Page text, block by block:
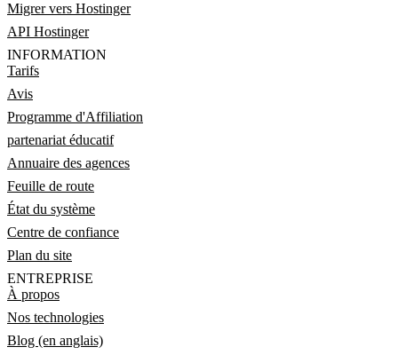
Migrer vers Hostinger
API Hostinger
INFORMATION
Tarifs
Avis
Programme d'Affiliation
partenariat éducatif
Annuaire des agences
Feuille de route
État du système
Centre de confiance
Plan du site
ENTREPRISE
À propos
Nos technologies
Blog (en anglais)